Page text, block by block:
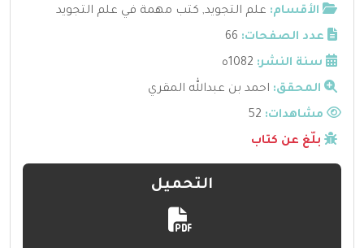
الأقسام: علم التجويد, كتب مهمة في علم التجويد
عدد الصفحات: 66
سنة النشر: 1082ه
المحقق: احمد بن عبدالله المقري
مشاهدات:
بلّغ عن كتاب
التحميل